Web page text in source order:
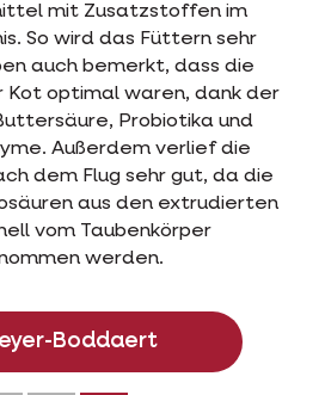
mit Zusatzstoffen im
So wird das Füttern sehr
auch bemerkt, dass die
Kot optimal waren, dank der
Probiotika und
Außerdem verlief die
dem Flug sehr gut, da die
aus den extrudierten
vom Taubenkörper
werden.
Boddaert